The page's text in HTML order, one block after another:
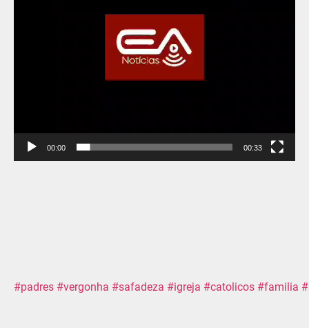
00:00 00:33
#padres #vergonha #safadeza #igreja #catolicos #familia